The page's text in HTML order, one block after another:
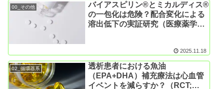
00_その他
バイアスピリン®とミカルディス®
の一包化は危険？配合変化による
溶出低下の実証研究（医療薬学
2025.11.18
02_循環器系
透析患者における魚油
（EPA+DHA）補充療法は心血管
イベントを減らすか？（RCT;